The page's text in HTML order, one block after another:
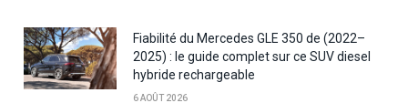
Fiabilité du Mercedes GLE 350 de (2022–
2025) : le guide complet sur ce SUV diesel
hybride rechargeable
6 AOÛT 2026